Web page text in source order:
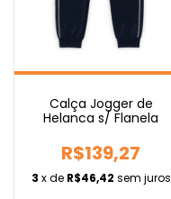
Calça Jogger de
Helanca s/ Flanela
R$139,27
3 x de R$46,42 sem juros